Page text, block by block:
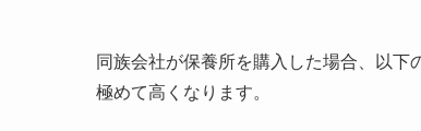
同族会社が保養所を購入した場合、以下
極めて高くなります。